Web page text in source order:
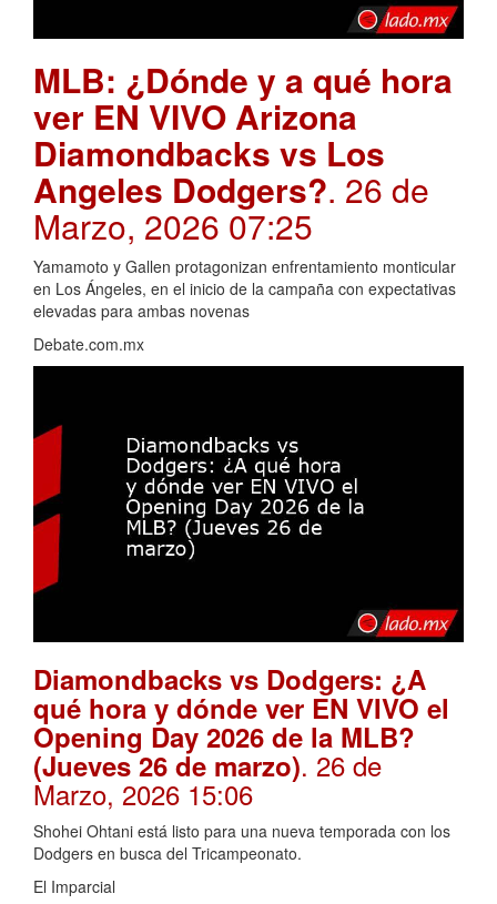
MLB: ¿Dónde y a qué hora
ver EN VIVO Arizona
Diamondbacks vs Los
Angeles Dodgers?. 26 de
Marzo, 2026 07:25
Yamamoto y Gallen protagonizan enfrentamiento monticular
en Los Ángeles, en el inicio de la campaña con expectativas
elevadas para ambas novenas
Debate.com.mx
Diamondbacks vs Dodgers: ¿A
qué hora y dónde ver EN VIVO el
Opening Day 2026 de la MLB?
(Jueves 26 de marzo). 26 de
Marzo, 2026 15:06
Shohei Ohtani está listo para una nueva temporada con los
Dodgers en busca del Tricampeonato.
El Imparcial